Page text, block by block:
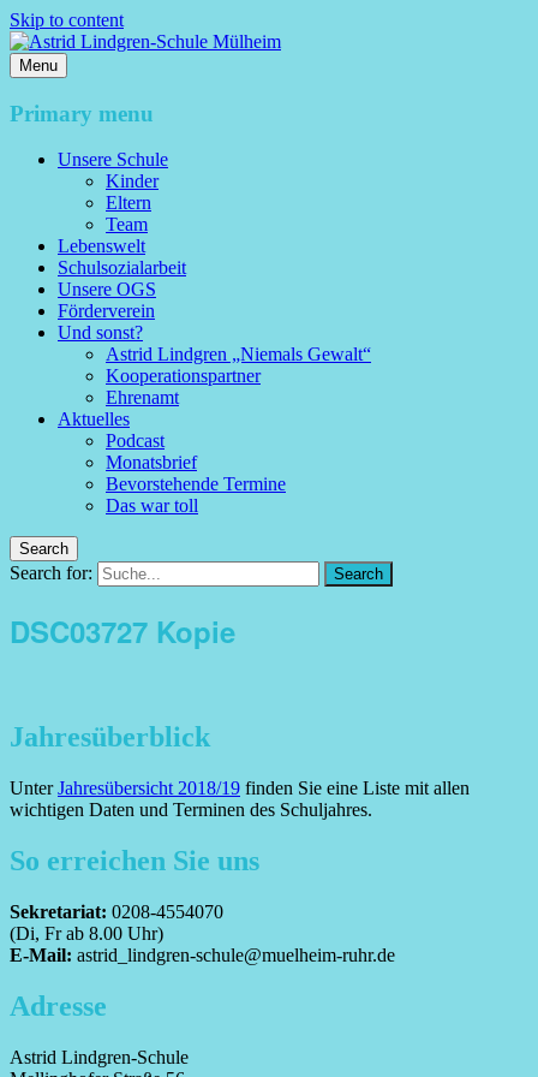
Skip to content
Astrid Lindgren-Schule Mülheim
Menu
Primary menu
Unsere Schule
Kinder
Eltern
Team
Lebenswelt
Schulsozialarbeit
Unsere OGS
Förderverein
Und sonst?
Astrid Lindgren „Niemals Gewalt“
Kooperationspartner
Ehrenamt
Aktuelles
Podcast
Monatsbrief
Bevorstehende Termine
Das war toll
Search
Search for: Search
DSC03727 Kopie
Jahresüberblick
UnterJahresübersicht 2018/19 finden Sie eine Liste mit allen
wichtigen Daten und Terminen des Schuljahres.
So erreichen Sie uns
Sekretariat: 0208-4554070
(Di, Fr ab 8.00 Uhr)
E-Mail: astrid_lindgren-schule@muelheim-ruhr.de
Adresse
Astrid Lindgren-Schule